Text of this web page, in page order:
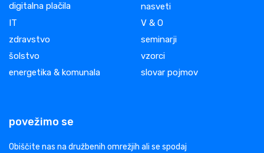
digitalna plačila
IT
zdravstvo
šolstvo
energetika & komunala
nasveti
V & O
seminarji
vzorci
slovar pojmov
povežimo se
Obiščite nas na družbenih omrežjih ali se spodaj